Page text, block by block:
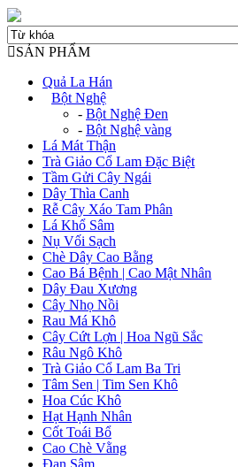
SẢN PHẨM
Quả La Hán
Bột Nghệ
- Bột Nghệ Đen
- Bột Nghệ vàng
Lá Mát Thận
Trà Giảo Cổ Lam Đặc Biệt
Tầm Gửi Cây Ngái
Dây Thìa Canh
Rễ Cây Xáo Tam Phân
Lá Khổ Sâm
Nụ Vối Sạch
Chè Dây Cao Bằng
Cao Bá Bệnh | Cao Mật Nhân
Dây Đau Xương
Cây Nhọ Nồi
Rau Má Khô
Cây Cứt Lợn | Hoa Ngũ Sắc
Râu Ngô Khô
Trà Giảo Cổ Lam Ba Tri
Tâm Sen | Tim Sen Khô
Hoa Cúc Khô
Hạt Hạnh Nhân
Cốt Toái Bổ
Cao Chè Vằng
Đan Sâm